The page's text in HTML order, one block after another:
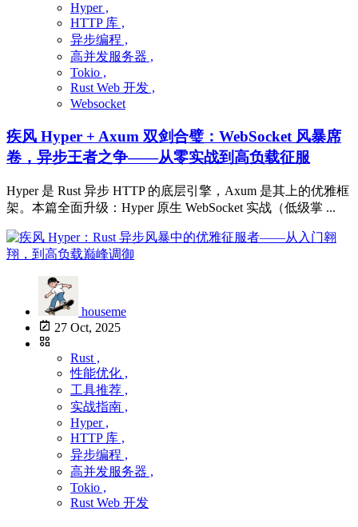
Hyper ,
HTTP 库 ,
异步编程 ,
高并发服务器 ,
Tokio ,
Rust Web 开发 ,
Websocket
疾风 Hyper + Axum 双剑合璧：WebSocket 风暴席
卷，异步王者之争——从零实战到高负载征服
Hyper 是 Rust 异步 HTTP 的底层引擎，Axum 是其上的优雅框
架。本篇全面升级：Hyper 原生 WebSocket 实战（低级掌 ...
houseme
27 Oct, 2025
Rust ,
性能优化 ,
工具推荐 ,
实战指南 ,
Hyper ,
HTTP 库 ,
异步编程 ,
高并发服务器 ,
Tokio ,
Rust Web 开发